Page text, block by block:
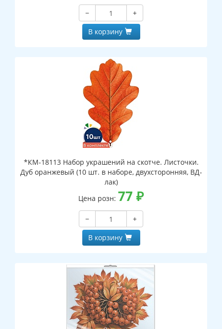
−
+
В корзину
*КМ-18113 Набор украшений на скотче. Листочки.
Дуб оранжевый (10 шт. в наборе, двухсторонняя, ВД-
лак)
Цена розн: 77 ₽
−
+
В корзину